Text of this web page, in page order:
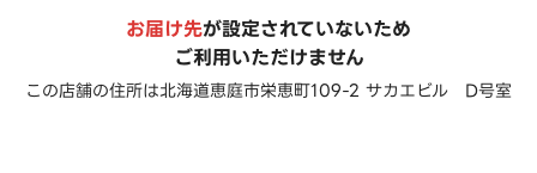
お届け先が設定されていないため
ご利用いただけません
この店舗の住所は北海道恵庭市栄恵町109-2 サカエビル D号室